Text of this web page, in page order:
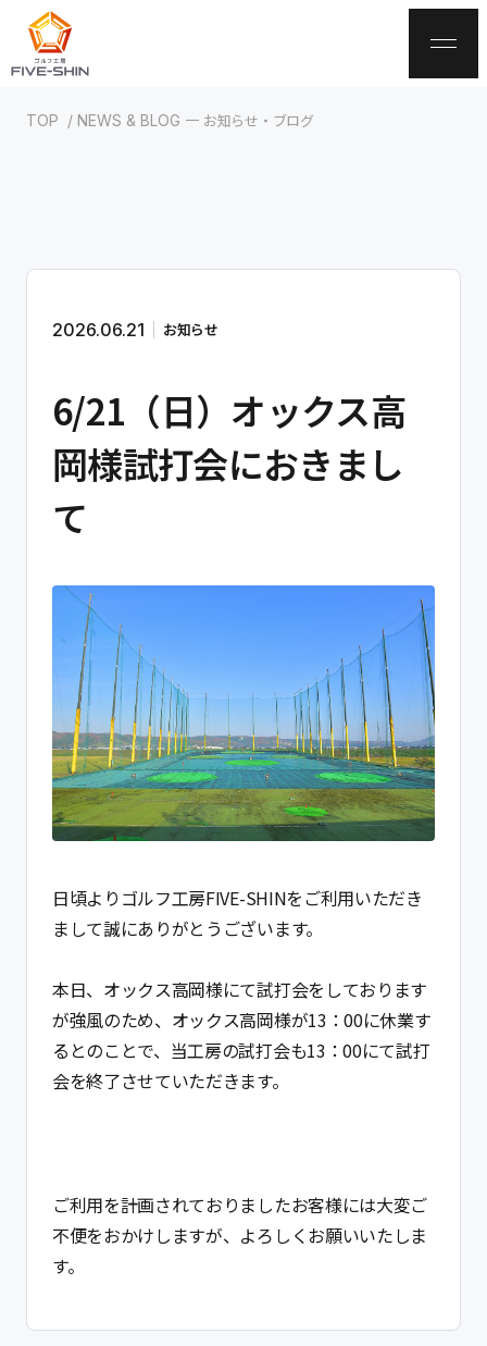
（平日・土曜）
サービス案内
ゴルフクラブ診断
貸出クラブ
工賃表
ご利用案内
設備紹介
ゴルフ診断精密機
ゴルフ弾道精密機
取扱メーカー
FIVE-SHIN について
コンセプト
FIVE-SHINの理念
店舗情報
TOP NEWS & BLOG お知らせ・ブログ
2026.06.21 お知らせ
6/21（日）オックス高
岡様試打会におきまし
て
日頃よりゴルフ工房FIVE-SHINをご利用いただき
まして誠にありがとうございます。
本日、オックス高岡様にて試打会をしております
が強風のため、オックス高岡様が13：00に休業す
るとのことで、当工房の試打会も13：00にて試打
会を終了させていただきます。
ご利用を計画されておりましたお客様には大変ご
不便をおかけしますが、よろしくお願いいたしま
す。